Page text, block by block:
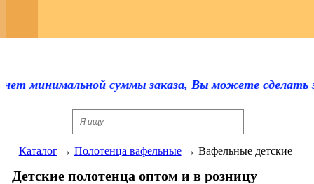
Оплата и доставка
Отзывы
минимальной суммы заказа, Вы можете сделать
Каталог→ Полотенца вафельные→ Вафельные детские
Детские полотенца оптом и в розницу